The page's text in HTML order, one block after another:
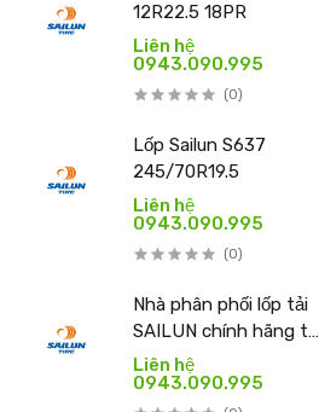
12R22.5 18PR
Liên hệ
0943.090.995
(0)
Lốp Sailun S637
245/70R19.5
Liên hệ
0943.090.995
(0)
Nhà phân phối lốp tải
SAILUN chính hãng tại
Việt Nam – THIBICAR
Liên hệ
0943.090.995